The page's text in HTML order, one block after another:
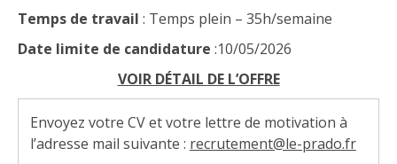
Temps de travail : Temps plein – 35h/semaine
Date limite de candidature :10/05/2026
VOIR DÉTAIL DE L’OFFRE
Envoyez votre CV et votre lettre de motivation à
l’adresse mail suivante : recrutement@le-prado.fr